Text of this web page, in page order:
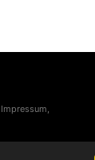
Impressum,